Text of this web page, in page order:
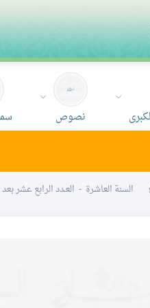
نصوص
السنة العاشرة - العـدد الرابع عشر